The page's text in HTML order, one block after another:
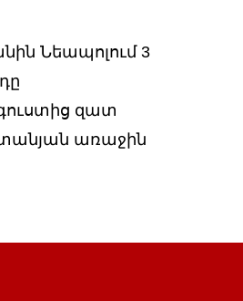
Նեապոլում 3
զատ
առաջին